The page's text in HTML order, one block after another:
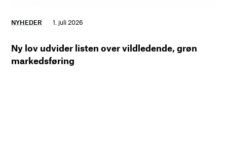
NYHEDER 1. juli 2026
Ny lov udvider listen over vildledende, grøn
markedsføring